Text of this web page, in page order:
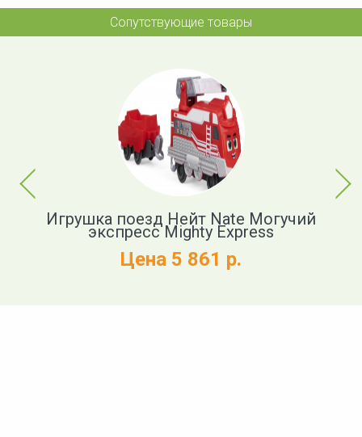
Сопутствующие товары
Previous
Игрушка поезд Нейт Nate Могучий
экспресс Mighty Express
Цена 5 861 р.
Next